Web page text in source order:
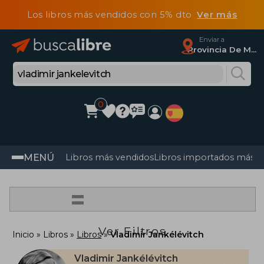
Los libros más vendidos con 5% dtoVer más
Enviar a
Provincia De Madrid
0
MENÚ Libros más vendidosLibros importados más
=
Ver Filtros
Inicio Libros Libros Vladimir Jankélévitch
Vladimir Jankélévitch